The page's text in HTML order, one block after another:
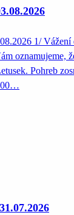
1/ Vážení
oznamujeme,
Pohreb